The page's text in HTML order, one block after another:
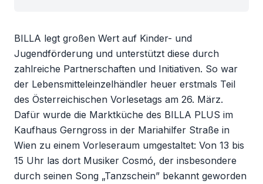
BILLA legt großen Wert auf Kinder- und
Jugendförderung und unterstützt diese durch
zahlreiche Partnerschaften und Initiativen. So war
der Lebensmitteleinzelhändler heuer erstmals Teil
des Österreichischen Vorlesetags am 26. März.
Dafür wurde die Marktküche des BILLA PLUS im
Kaufhaus Gerngross in der Mariahilfer Straße in
Wien zu einem Vorleseraum umgestaltet: Von 13 bis
15 Uhr las dort Musiker Cosmó, der insbesondere
durch seinen Song „Tanzschein” bekannt geworden